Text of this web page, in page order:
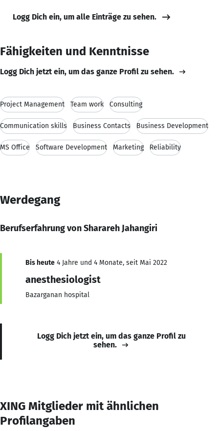
Logg Dich ein, um alle Einträge zu sehen.
Fähigkeiten und Kenntnisse
Logg Dich jetzt ein, um das ganze Profil zu sehen.
Project Management Team work Consulting
Communication skills Business Contacts Business Development
MS Office Software Development Marketing Reliability
Werdegang
Berufserfahrung von Sharareh Jahangiri
Bis heute 4 Jahre und 4 Monate, seit Mai 2022
anesthesiologist
Bazarganan hospital
Logg Dich jetzt ein, um das ganze Profil zu
sehen.
XING Mitglieder mit ähnlichen
Profilangaben